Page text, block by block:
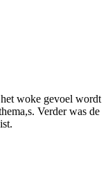
woke gevoel wordt
Verder was de